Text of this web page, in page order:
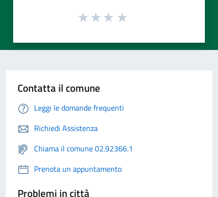
Contatta il comune
Leggi le domande frequenti
Richiedi Assistenza
Chiama il comune 02.92366.1
Prenota un appuntamento
Problemi in città